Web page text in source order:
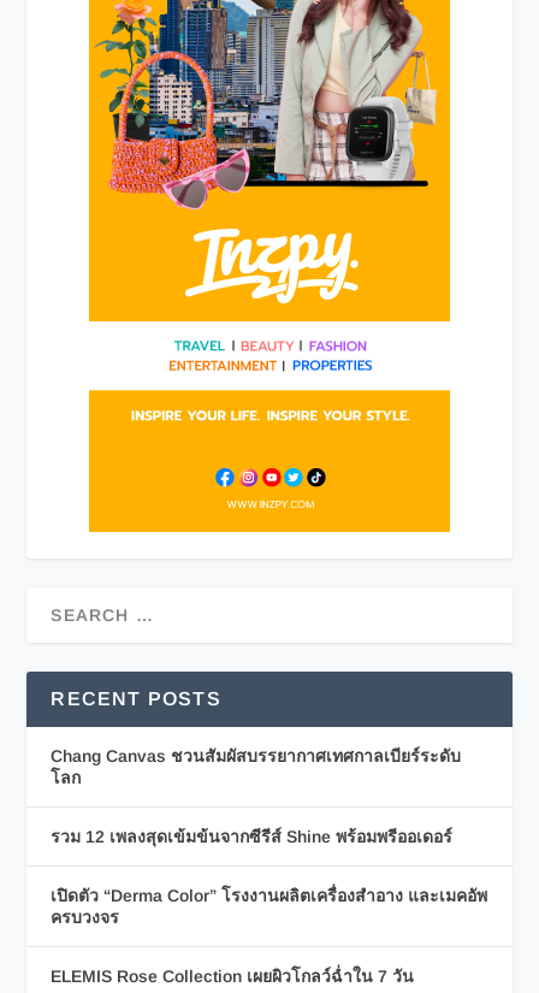
RECENT POSTS
Chang Canvas ชวนสัมผัสบรรยากาศเทศกาลเบียร์ระดับ
โลก
รวม 12 เพลงสุดเข้มข้นจากซีรีส์ Shine พร้อมพรีออเดอร์
เปิดตัว “Derma Color” โรงงานผลิตเครื่องสำอาง และเมคอัพ
ครบวงจร
ELEMIS Rose Collection เผยผิวโกลว์ฉ่ำใน 7 วัน